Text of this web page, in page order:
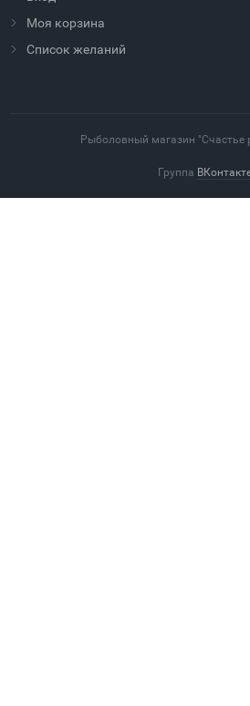
Моя корзина
Cписок желаний
Рыболовный магазин "Счастье
Группа